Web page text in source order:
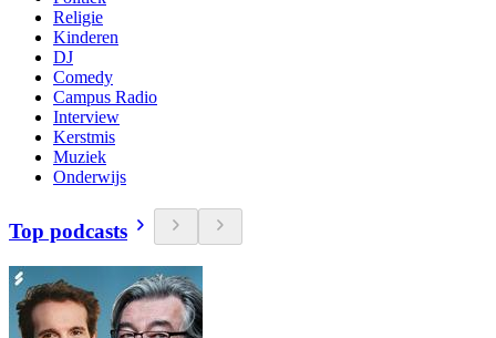
Religie
Kinderen
DJ
Comedy
Campus Radio
Interview
Kerstmis
Muziek
Onderwijs
Top podcasts